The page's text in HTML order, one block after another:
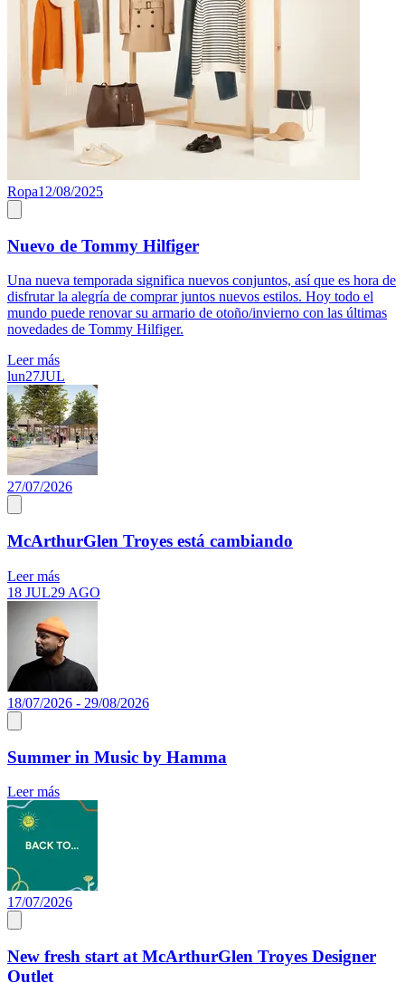
Ropa12/08/2025
Nuevo de Tommy Hilfiger
Una nueva temporada significa nuevos conjuntos, así que es hora de
disfrutar la alegría de comprar juntos nuevos estilos. Hoy todo el
mundo puede renovar su armario de otoño/invierno con las últimas
novedades de Tommy Hilfiger.
Leer más
lun27JUL
27/07/2026
McArthurGlen Troyes está cambiando
Leer más
18 JUL29 AGO
18/07/2026 - 29/08/2026
Summer in Music by Hamma
Leer más
17/07/2026
New fresh start at McArthurGlen Troyes Designer
Outlet